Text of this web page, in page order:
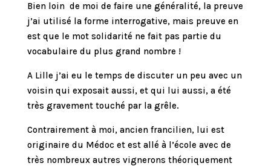
Bien loin de moi de faire une généralité, la preuve
j’ai utilisé la forme interrogative, mais preuve en
est que le mot solidarité ne fait pas partie du
vocabulaire du plus grand nombre !
A Lille j’ai eu le temps de discuter un peu avec un
voisin qui exposait aussi, et qui lui aussi, a été
très gravement touché par la grêle.
Contrairement à moi, ancien francilien, lui est
originaire du Médoc et est allé à l’école avec de
très nombreux autres vignerons théoriquement